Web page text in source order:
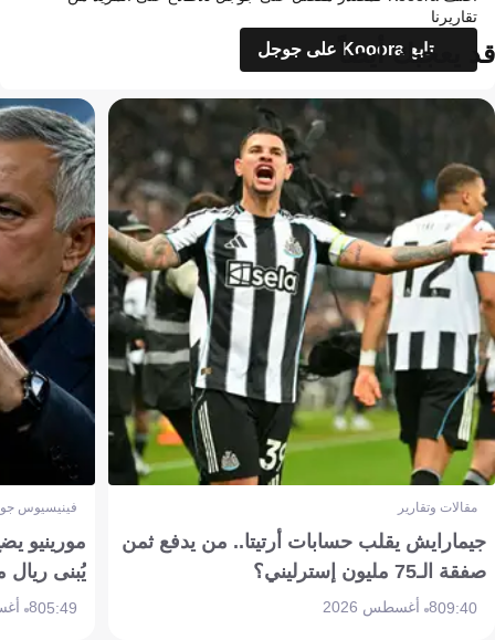
تقاريرنا
تابع Kooora على جوجل
قد يعجبك أيضاً
مقالات وتقارير
جيمارايش يقلب حسابات أرتيتا.. من يدفع ثمن
صفقة الـ75 مليون إسترليني؟
09:408 أغسطس 2026
فينيسيوس
مورينيو
يُبنى ريال
05:498 أغسطس 2026